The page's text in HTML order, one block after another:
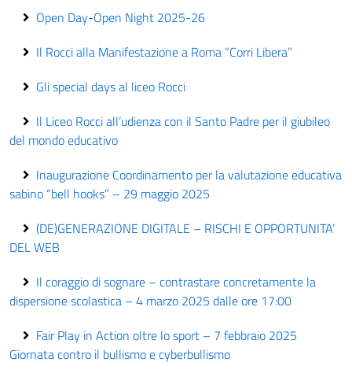
Open Day-Open Night 2025-26
Il Rocci alla Manifestazione a Roma “Corri Libera”
Gli special days al liceo Rocci
Il Liceo Rocci all’udienza con il Santo Padre per il giubileo
del mondo educativo
Inaugurazione Coordinamento per la valutazione educativa
sabino “bell hooks” – 29 maggio 2025
(DE)GENERAZIONE DIGITALE – RISCHI E OPPORTUNITA’
DEL WEB
Il coraggio di sognare – contrastare concretamente la
dispersione scolastica – 4 marzo 2025 dalle ore 17:00
Fair Play in Action oltre lo sport – 7 febbraio 2025
Giornata contro il bullismo e cyberbullismo